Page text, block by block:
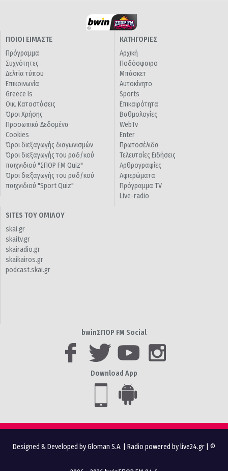
ΠΟΙΟΙ ΕΙΜΑΣΤΕ
Πρόγραμμα
Συχνότητες
Δελτία τύπου
Επικοινωνία
Greece Is
Οικ. Καταστάσεις
Όροι Χρήσης
Προσωπικά Δεδομένα
Cookies
Όροι διεξαγωγής διαγωνισμών
Όροι διεξαγωγής του ραδ/κού
παιχνιδιού "ΣΠΟΡ FM Quiz"
Όροι διεξαγωγής του ραδ/κού
παιχνιδιού "Sport Quiz"
ΚΑΤΗΓΟΡΙΕΣ
Αρχική
Ποδόσφαιρο
Μπάσκετ
Αυτοκίνητο
Sports
Επικαιρότητα
Βαθμολογίες
WebTv
Enter
Πρωτοσέλιδα
Τελευταίες Ειδήσεις
Αρθρογραφίες
Αφιερώματα
Πρόγραμμα TV
Live-radio
SITES ΤΟΥ ΟΜΙΛΟΥ
skai.gr
skaitv.gr
skairadio.gr
skaikairos.gr
podcast.skai.gr
bwinΣΠΟΡ FM Social
Download App
Designed & Developed by Gloman S.A. Radio powered by live24.gr | ©